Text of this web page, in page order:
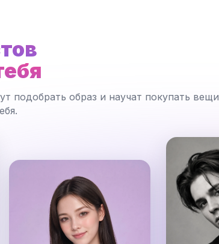
подобрать образ и научат покупать вещи